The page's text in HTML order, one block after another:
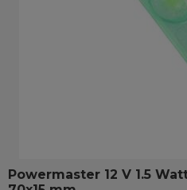
Powermaster 12 V 1.5